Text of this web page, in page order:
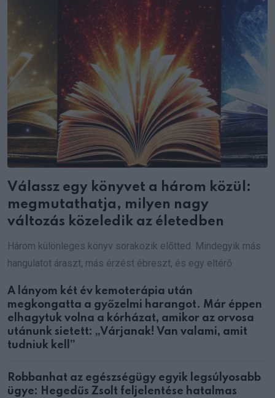
Válassz egy könyvet a három közül:
megmutathatja, milyen nagy
változás közeledik az életedben
Három különleges könyv sorakozik előtted. Mindegyik más
hangulatot áraszt, más érzést ébreszt, és egy eltérő
A lányom két év kemoterápia után
megkongatta a győzelmi harangot. Már éppen
elhagytuk volna a kórházat, amikor az orvosa
utánunk sietett: „Várjanak! Van valami, amit
tudniuk kell”
Robbanhat az egészségügy egyik legsúlyosabb
ügye: Hegedűs Zsolt feljelentése hatalmas